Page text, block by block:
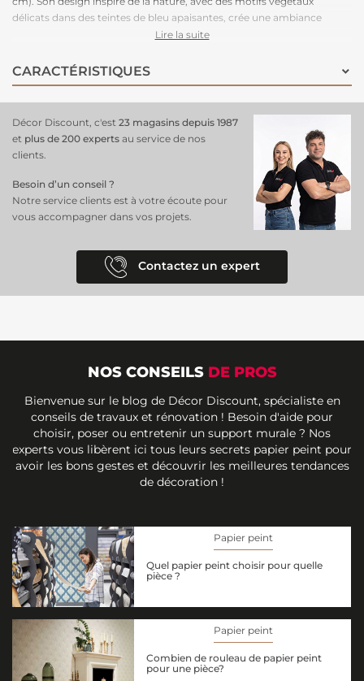
délicats dans des teintes de bleu apaisantes, crée une ambiance
calme et rafraîchissante, parfaite pour un salon, une chambre ou un
profondeur et de texture à vos murs, tout en infusant une
atmosphère zen et moderne dans votre espace.Facile à poser grâce
en un havre de paix avec
ce revêtement mural élégant et naturel.
Lire la suite
CARACTÉRISTIQUES
Décor Discount, c'est 23 magasins depuis 1987
et plus de 200 experts au service de nos
clients.
Besoin d’un conseil ?
Notre service clients est à votre écoute pour
vous accompagner dans vos projets.
Contactez un expert
NOS CONSEILS DE PROS
Bienvenue sur le blog de Décor Discount, spécialiste en
conseils de travaux et rénovation ! Besoin d'aide pour
choisir, poser ou entretenir un support murale ? Nos
experts vous libèrent ici tous leurs secrets papier peint pour
avoir les bons gestes et découvrir les meilleures tendances
de décoration !
Papier peint
Quel papier peint choisir pour quelle
pièce ?
Papier peint
Combien de rouleau de papier peint
pour une pièce?